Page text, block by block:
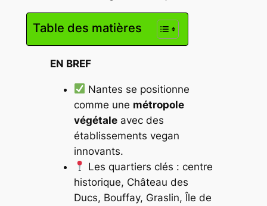
Table des matières
EN BREF
Nantes se positionne
comme une métropole
végétaleavec des
établissements vegan
innovants.
Les quartiers clés : centre
historique, Château des
Ducs, Bouffay, Graslin, Île de